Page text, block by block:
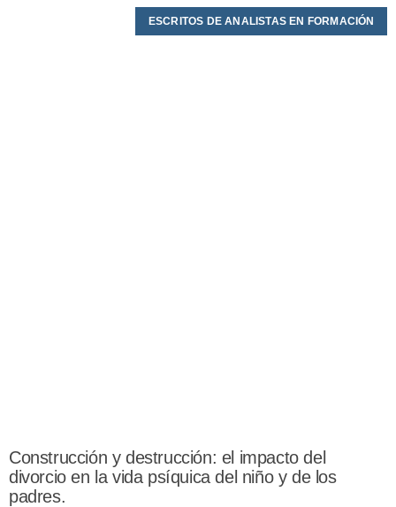
ESCRITOS DE ANALISTAS EN FORMACIÓN
Construcción y destrucción: el impacto del
divorcio en la vida psíquica del niño y de los
padres.